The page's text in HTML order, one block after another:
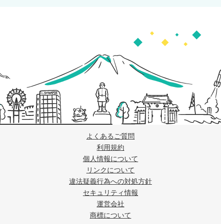
よくあるご質問
利用規約
個人情報について
リンクについて
違法疑義行為への対処方針
セキュリティ情報
運営会社
商標について